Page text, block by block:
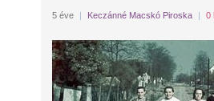
5 éve | Keczánné Macskó Piroska | 0